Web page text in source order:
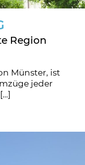
Region
Münster, ist
jeder